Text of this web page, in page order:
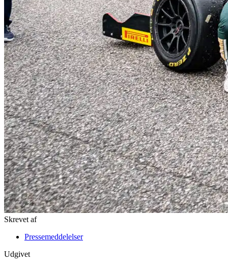
Skrevet af
Pressemeddelelser
Udgivet